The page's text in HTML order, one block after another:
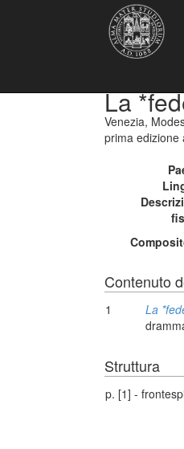
La
Venezia,
prima edizione
Contenuto
1
La
Struttura
p. [1] -